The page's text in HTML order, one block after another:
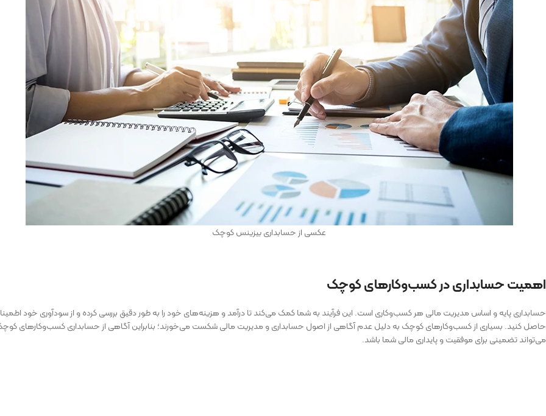
عکسی از حسابداری بیزینس کوچک
اهمیت حسابداری در کسب‌وکارهای کوچک
حسابداری پایه و اساس مدیریت مالی هر کسب‌وکاری است. این فرآیند به شما کمک می‌کند تا درآمد و هزینه‌های خود را به طور دقیق بررسی کرده و از سودآوری خود
حاصل کنید. بسیاری از کسب‌وکارهای کوچک به دلیل عدم آگاهی از اصول حسابداری و مدیریت مالی شکست می‌خورند؛ بنابراین آگاهی از حسابداری کسب‌وکارهای
می‌تواند تضمینی برای موفقیت و پایداری مالی شما باشد.